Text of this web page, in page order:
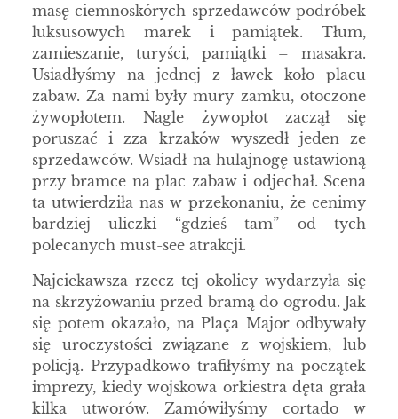
masę ciemnoskórych sprzedawców podróbek
luksusowych marek i pamiątek. Tłum,
zamieszanie, turyści, pamiątki – masakra.
Usiadłyśmy na jednej z ławek koło placu
zabaw. Za nami były mury zamku, otoczone
żywopłotem. Nagle żywopłot zaczął się
poruszać i zza krzaków wyszedł jeden ze
sprzedawców. Wsiadł na hulajnogę ustawioną
przy bramce na plac zabaw i odjechał. Scena
ta utwierdziła nas w przekonaniu, że cenimy
bardziej uliczki “gdzieś tam” od tych
polecanych must-see atrakcji.
Najciekawsza rzecz tej okolicy wydarzyła się
na skrzyżowaniu przed bramą do ogrodu. Jak
się potem okazało, na Plaça Major odbywały
się uroczystości związane z wojskiem, lub
policją. Przypadkowo trafiłyśmy na początek
imprezy, kiedy wojskowa orkiestra dęta grała
kilka utworów. Zamówiłyśmy cortado w